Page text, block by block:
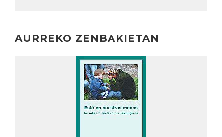
AURREKO ZENBAKIETAN